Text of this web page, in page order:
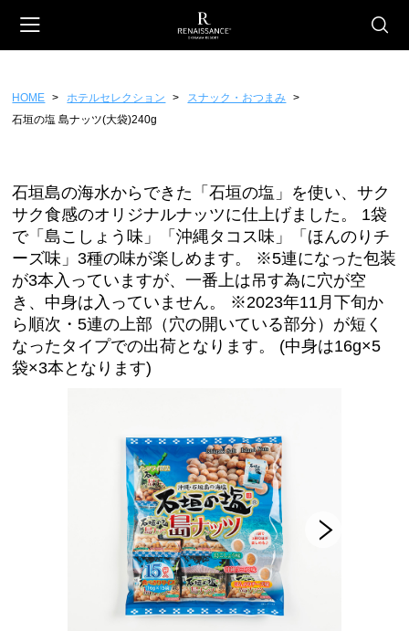
会員登録 マイページ カート
ホテルオリジナル
スイーツ
ファッション
雑貨
フード
ギフトチケット
ホテルセレクション
グッドバリューセット
スナック・おつまみ
HOME ホテルセレクション
スナック・おつまみ
石垣の塩 島ナッツ(大袋)240g
石垣島の海水からできた「石垣の塩」を使い、サク
サク食感のオリジナルナッツに仕上げました。 1袋
で「島こしょう味」「沖縄タコス味」「ほんのりチ
ーズ味」3種の味が楽しめます。 ※5連になった包装
が3本入っていますが、一番上は吊す為に穴が空
き、中身は入っていません。 ※2023年11月下旬か
ら順次・5連の上部（穴の開いている部分）が短く
なったタイプでの出荷となります。 (中身は16g×5
袋×3本となります)